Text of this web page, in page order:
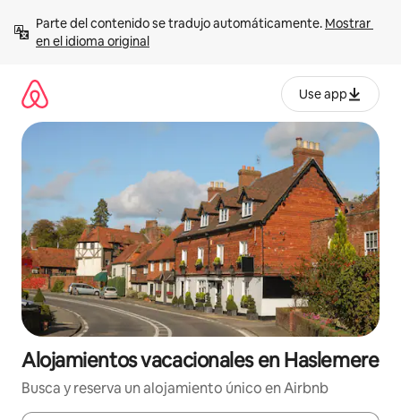
contenido
Parte del contenido se tradujo automáticamente. Mostrar
en el idioma original
Use app
Alojamientos vacacionales en Haslemere
Busca y reserva un alojamiento único en Airbnb